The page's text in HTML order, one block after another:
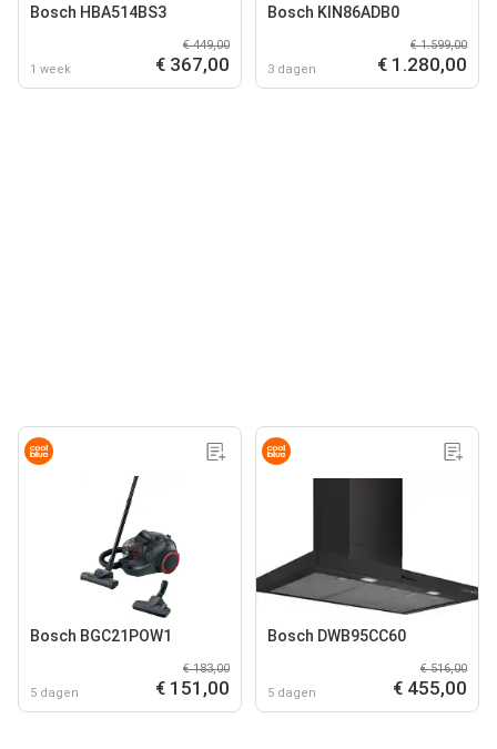
Bosch HBA514BS3
1 week
€ 449,00
€ 367,00
Bosch KIN86ADB0
3 dagen
€ 1.599,00
€ 1.280,00
Bosch BGC21POW1
5 dagen
€ 183,00
€ 151,00
Bosch DWB95CC60
5 dagen
€ 516,00
€ 455,00